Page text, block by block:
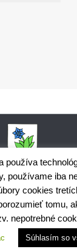
č. 102, 018 15
www.bodina.eu
Slovensko, a.s.,
9178 8001
aktuálnych
používa
používame iba
cookies
tomu,
nepotrebné
Súhlasím so